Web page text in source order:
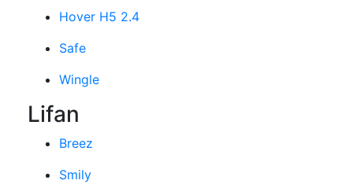
Hover H5 2.4
Safe
Wingle
Lifan
Breez
Smily